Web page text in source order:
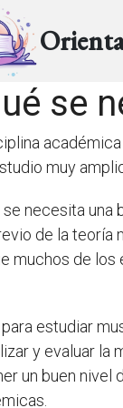
se
muy
necesita una
de la teoría
muchos de
estudiar
y evaluar la
un buen nivel